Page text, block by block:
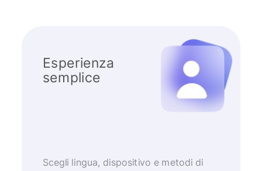
Esperienza
semplice
Scegli lingua, dispositivo e metodi di